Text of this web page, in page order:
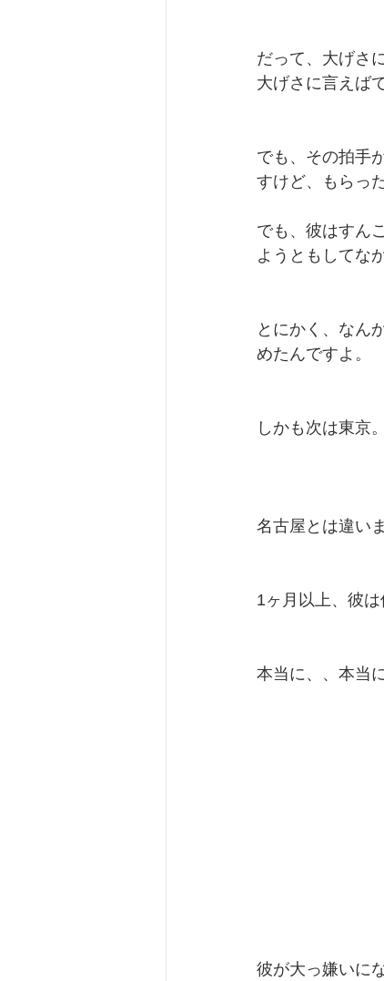
だって、大げさ
大げさに言えば
でも、その拍手
すけど、もらっ
でも、彼はすん
ようともしてな
とにかく、なん
めたんですよ。
しかも次は東京。
名古屋とは違い
1ヶ月以上、彼は
本当に、、本当
彼が大っ嫌いに